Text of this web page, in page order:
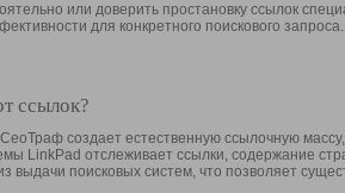
или доверить простановку ссылок
для конкретного поискового запроса.
ссылок?
создает естественную ссылочную
LinkPad отслеживает ссылки, содержание
выдачи поисковых систем, что позволяет